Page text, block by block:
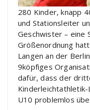
280 Kinder, knapp
und Stationsleiter
Geschwister – eine
Größenordnung
Langen an der
9köpfiges
dafür, dass der
U10 problemlos